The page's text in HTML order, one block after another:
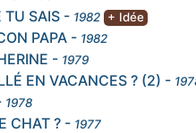
TU SAIS - 1982 + Idée
PAPA - 1982
- 1979
EN VACANCES ? (2) -
1978
CHAT ? - 1977